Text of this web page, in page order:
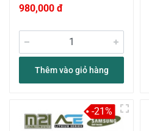
980,000 đ
Thêm vào giỏ hàng
-21%